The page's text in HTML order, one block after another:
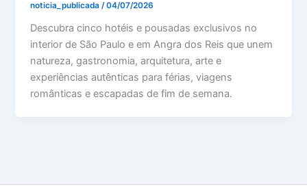
noticia_publicada/04/07/2026
Descubra cinco hotéis e pousadas exclusivos no
interior de São Paulo e em Angra dos Reis que unem
natureza, gastronomia, arquitetura, arte e
experiências autênticas para férias, viagens
românticas e escapadas de fim de semana.